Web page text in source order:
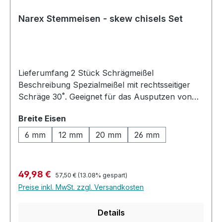
Narex Stemmeisen - skew chisels Set
Lieferumfang 2 Stück Schrägmeißel
Beschreibung Spezialmeißel mit rechtsseitiger
Schräge 30˚. Geeignet für das Ausputzen von
Bereichen, die mit normalen Stemmeisen nicht
erreicht werden können. Die geschmiedete
Klinge besteht aus traditionellem Cr-Mn-Stahl
Weißbuchenholz ist stark genug, um auch
schweren Schlägen mit dem Hammer
gebeizten Weißbuchenholzgriff, der
Breite Eisen
6 mm
12 mm 20 mm 26 mm
Verkaufspreis:
49,98 € Regulärer Preis:
57,50 € (13.08% gespart)
Preise inkl. MwSt. zzgl. Versandkosten
Details